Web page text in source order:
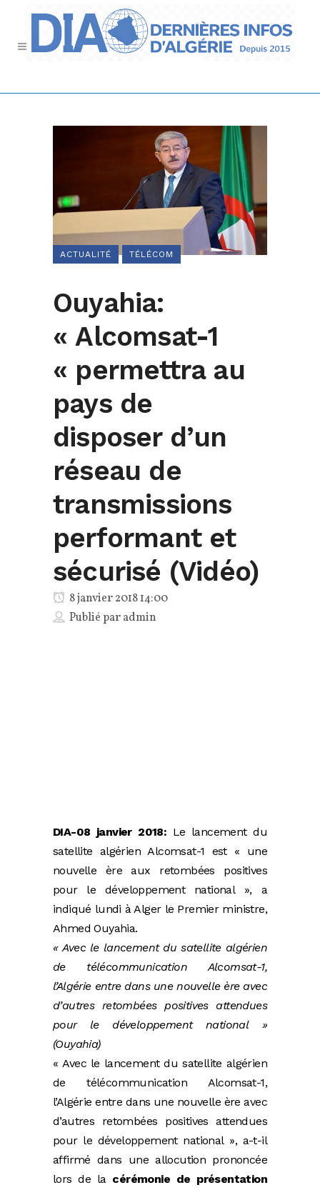
ACTUALITÉ TÉLÉCOM
Ouyahia:
« Alcomsat-1
« permettra au
pays de
disposer d’un
réseau de
transmissions
performant et
sécurisé (Vidéo)
8 janvier 2018 14:00
Publié paradmin
DIA-08 janvier 2018: Le lancement du
satellite algérien Alcomsat-1 est « une
nouvelle ère aux retombées positives
pour le développement national », a
indiqué lundi à Alger le Premier ministre,
Ahmed Ouyahia.
« Avec le lancement du satellite algérien
de télécommunication Alcomsat-1,
l’Algérie entre dans une nouvelle ère avec
d’autres retombées positives attendues
pour le développement national »
(Ouyahia)
« Avec le lancement du satellite algérien
de télécommunication Alcomsat-1,
l’Algérie entre dans une nouvelle ère avec
d’autres retombées positives attendues
pour le développement national », a-t-il
affirmé dans une allocution prononcée
lors de la cérémonie de présentation